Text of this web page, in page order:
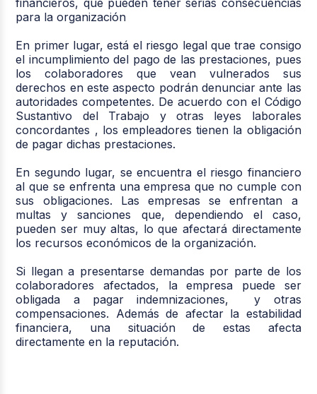
financieros, que pueden tener serias consecuencias
para la organización
En primer lugar, está el riesgo legal que trae consigo
el incumplimiento del pago de las prestaciones, pues
los colaboradores que vean vulnerados sus
derechos en este aspecto podrán denunciar ante las
autoridades competentes. De acuerdo con el Código
Sustantivo del Trabajo y otras leyes laborales
concordantes , los empleadores tienen la obligación
de pagar dichas prestaciones.
En segundo lugar, se encuentra el riesgo financiero
al que se enfrenta una empresa que no cumple con
sus obligaciones. Las empresas se enfrentan a
multas y sanciones que, dependiendo el caso,
pueden ser muy altas, lo que afectará directamente
los recursos económicos de la organización.
Si llegan a presentarse demandas por parte de los
colaboradores afectados, la empresa puede ser
obligada a pagar indemnizaciones, y otras
compensaciones. Además de afectar la estabilidad
financiera, una situación de estas afecta
directamente en la reputación.